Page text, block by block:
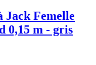
Femelle
0,15 m - gris